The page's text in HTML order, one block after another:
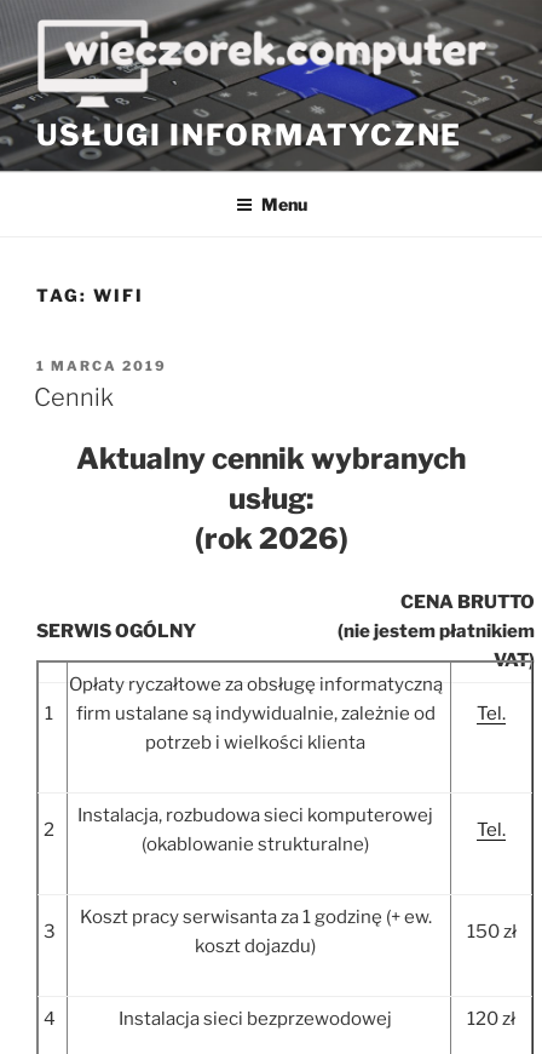
treści
USŁUGI INFORMATYCZNE
Menu
TAG: WIFI
OPUBLIKOWANE
W
1 MARCA 2019
Cennik
Aktualny cennik wybranych
usług:
(rok 2026)
SERWIS OGÓLNY
CENA BRUTTO
(nie jestem płatnikiem
VAT)
1
Opłaty ryczałtowe za obsługę informatyczną
firm ustalane są indywidualnie, zależnie od
potrzeb i wielkości klienta
Tel.
2
Instalacja, rozbudowa sieci komputerowej
(okablowanie strukturalne)
Tel.
3
Koszt pracy serwisanta za 1 godzinę (+ ew.
koszt dojazdu)
150 zł
4 Instalacja sieci bezprzewodowej 120 zł